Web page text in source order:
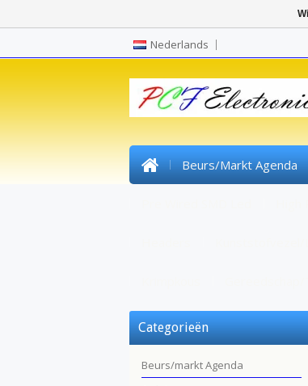
Nederlands
Beurs/markt Agenda
Categorieën
Beurs/markt Agenda